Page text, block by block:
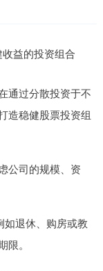
通过分散投资于不
造稳健股票投资组
公司的规模、资
如退休、购房或教
。